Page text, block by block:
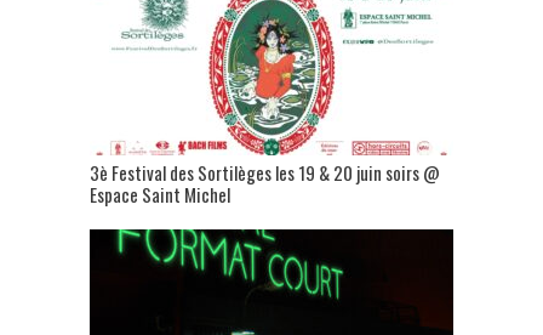
3è Festival des Sortilèges les 19 & 20 juin soirs @
Espace Saint Michel